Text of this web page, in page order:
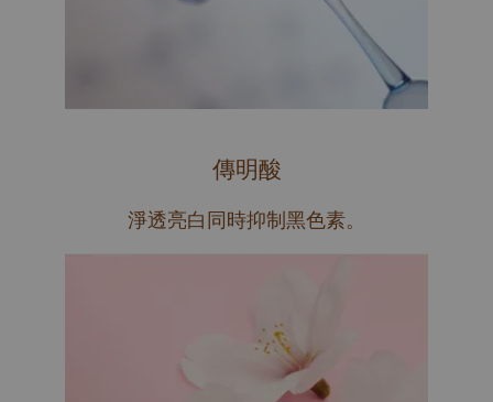
傳明酸
淨透亮白同時抑制黑色素。